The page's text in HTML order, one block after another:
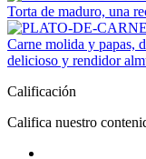
Torta de maduro, una
Carne molida y papas,
delicioso y rendidor
Calificación
Califica nuestro